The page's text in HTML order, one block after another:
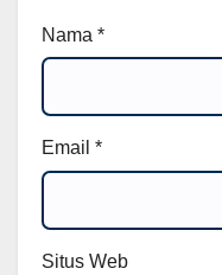
Nama *
Email *
Situs Web